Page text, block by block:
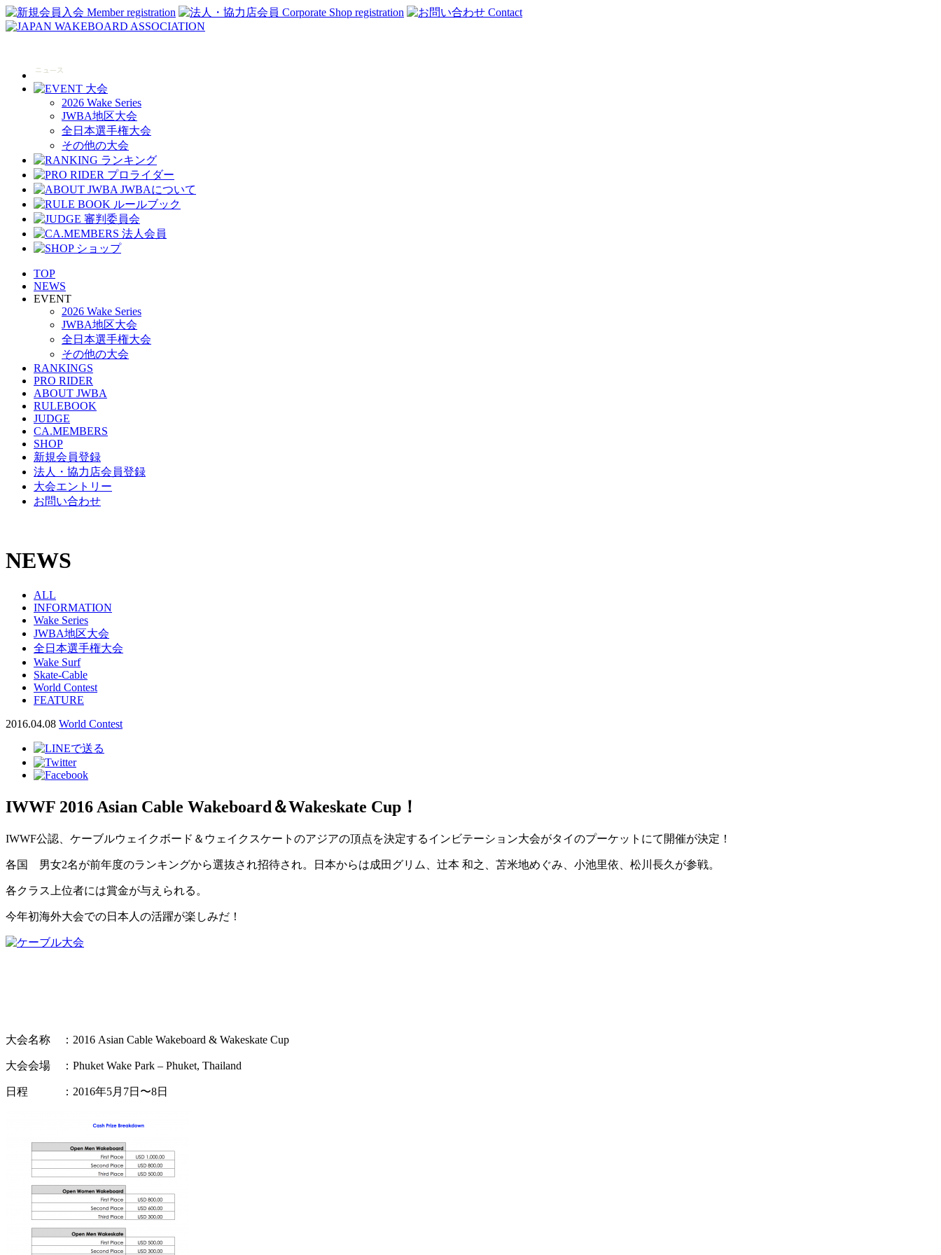
2026 Wake Series
JWBA地区大会
全日本選手権大会
その他の大会
TOP
NEWS
EVENT
2026 Wake Series
JWBA地区大会
全日本選手権大会
その他の大会
RANKINGS
PRO RIDER
ABOUT JWBA
RULEBOOK
JUDGE
CA.MEMBERS
SHOP
新規会員登録
法人・協力店会員登録
大会エントリー
お問い合わせ
NEWS
ALL
INFORMATION
Wake Series
JWBA地区大会
全日本選手権大会
Wake Surf
Skate-Cable
World Contest
FEATURE
2016.04.08 World Contest
IWWF 2016 Asian Cable Wakeboard＆Wakeskate Cup！
IWWF公認、ケーブルウェイクボード＆ウェイクスケートのアジアの頂点を決定するインビテーション大会がタイのプーケットにて開催が決定！
各国 男女2名が前年度のランキングから選抜され招待され。日本からは成田グリム、辻本 和之、苫米地めぐみ、小池里依、松川長久が参戦。
各クラス上位者には賞金が与えられる。
今年初海外大会での日本人の活躍が楽しみだ！
大会名称 ：2016 Asian Cable Wakeboard & Wakeskate Cup
大会会場 ：Phuket Wake Park – Phuket, Thailand
日程 ：2016年5月7日〜8日